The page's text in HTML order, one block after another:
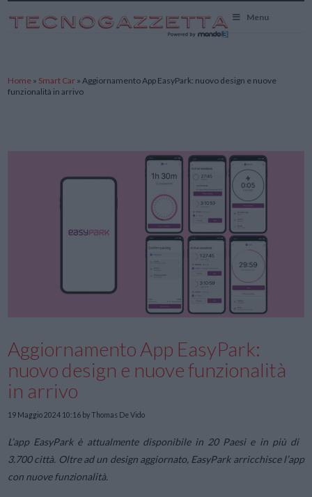
Menu
Home » Smart Car »Aggiornamento App EasyPark: nuovo design e nuove
funzionalità in arrivo
Aggiornamento App EasyPark:
nuovo design e nuove funzionalità
in arrivo
19 Maggio 2024 10:16 by Thomas De Vido
L’app EasyPark è attualmente disponibile in 20 Paesi e in più di
3.700 città. Oltre ad un design aggiornato, EasyPark arricchisce l’app
con nuove funzionalità.